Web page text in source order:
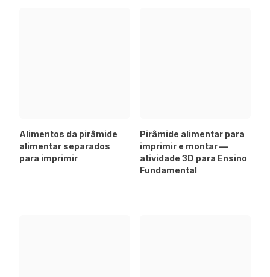
Alimentos da pirâmide
alimentar separados
para imprimir
Pirâmide alimentar para
imprimir e montar —
atividade 3D para Ensino
Fundamental